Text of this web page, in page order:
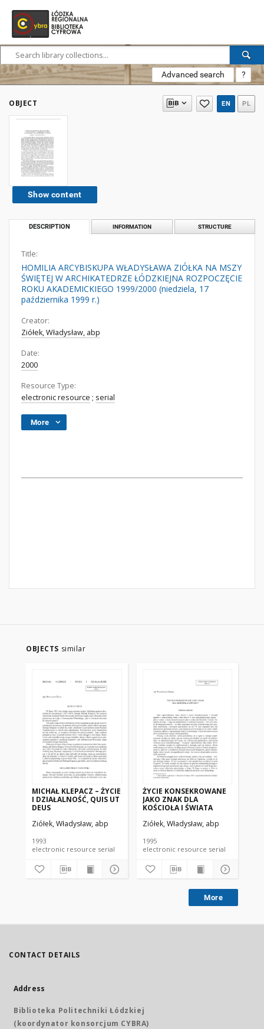
Advanced search ?
OBJECT EN PL
Show content
DESCRIPTION INFORMATION STRUCTURE
Title:
HOMILIA ARCYBISKUPA WŁADYSŁAWA ZIÓŁKA NA MSZY
ŚWIĘTEJ W ARCHIKATEDRZE ŁÓDZKIEJNA ROZPOCZĘCIE
ROKU AKADEMICKIEGO 1999/2000 (niedziela, 17
października 1999 r.)
Creator:
Ziółek, Władysław, abp
Date:
2000
Resource Type:
electronic resource ; serial
More
OBJECTS similar
MICHAŁ KLEPACZ – ŻYCIE
I DZIAŁALNOŚĆ, QUIS UT
DEUS
Ziółek, Władysław, abp
1993
electronic resource serial
ŻYCIE KONSEKROWANE
JAKO ZNAK DLA
KOŚCIOŁA I ŚWIATA
Ziółek, Władysław, abp
1995
electronic resource serial
More
CONTACT DETAILS
Address
Biblioteka Politechniki Łódzkiej
(koordynator konsorcjum CYBRA)